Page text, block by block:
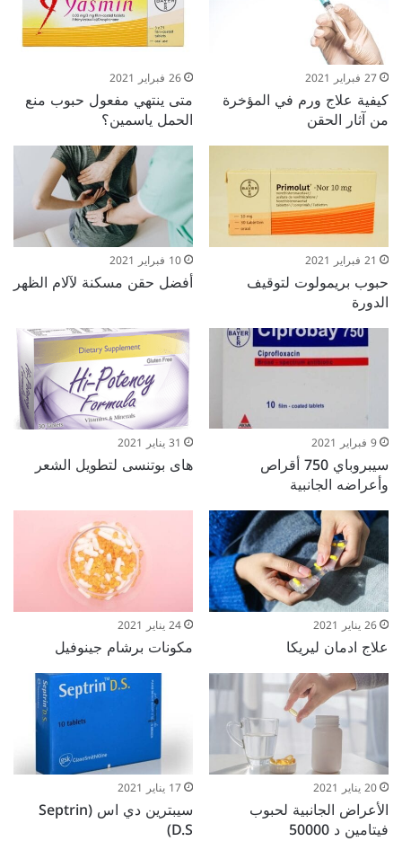
27 فبراير 2021
كيفية علاج ورم في المؤخرة
من آثار الحقن
26 فبراير 2021
متى ينتهي مفعول حبوب منع
الحمل ياسمين؟
21 فبراير 2021
حبوب بريمولوت لتوقيف
الدورة
10 فبراير 2021
أفضل حقن مسكنة لآلام الظهر
9 فبراير 2021
سيبروباي 750 أقراص
وأعراضه الجانبية
31 يناير 2021
هاى بوتنسى لتطويل الشعر
26 يناير 2021
علاج ادمان ليريكا
24 يناير 2021
مكونات برشام جينوفيل
20 يناير 2021
الأعراض الجانبية لحبوب
فيتامين د 50000
17 يناير 2021
سيبترين دي اس (Septrin
D.S)